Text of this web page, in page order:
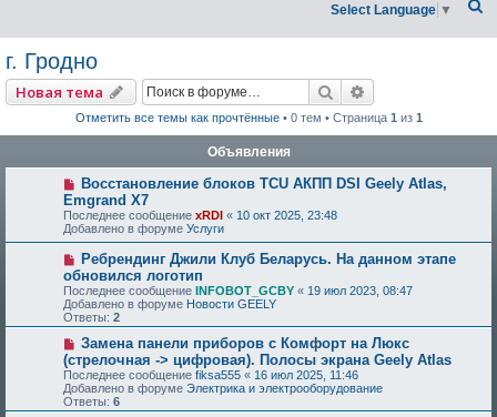
Select Language ▼
г. Гродно
Новая тема Поиск
Отметить все темы как прочтённые• 0 тем • Страница 1 из 1
Объявления
Восстановление блоков TCU АКПП DSI Geely Atlas,
Emgrand X7
Последнее сообщение xRDI « 10 окт 2025, 23:48
Добавлено в форуме Услуги
Ребрендинг Джили Клуб Беларусь. На данном этапе
обновился логотип
Последнее сообщение INFOBOT_GCBY « 19 июл 2023, 08:47
Добавлено в форуме Новости GEELY
Ответы: 2
Замена панели приборов с Комфорт на Люкс
(стрелочная -> цифровая). Полосы экрана Geely Atlas
Последнее сообщение fiksa555 « 16 июл 2025, 11:46
Добавлено в форуме Электрика и электрооборудование
Ответы: 6